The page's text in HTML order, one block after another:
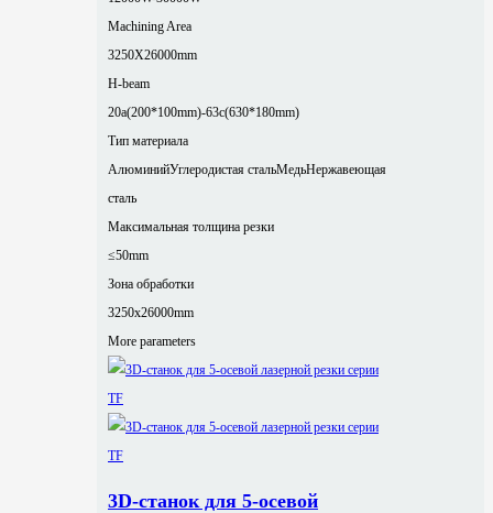
Machining Area
3250X26000mm
H-beam
20a(200*100mm)-63c(630*180mm)
Тип материала
АлюминийУглеродистая стальМедьНержавеющая
сталь
Максимальная толщина резки
≤50mm
Зона обработки
3250x26000mm
More parameters
3D-станок для 5-осевой